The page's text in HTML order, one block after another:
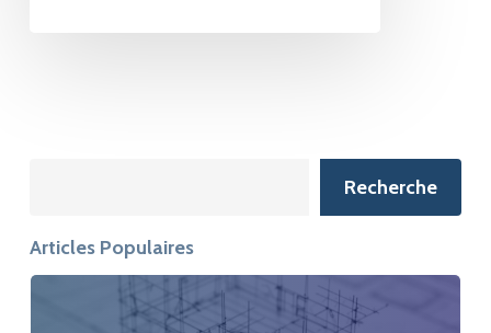
Recherche
Articles Populaires